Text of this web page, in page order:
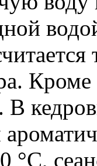
Кроме
°С,